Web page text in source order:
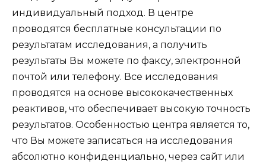
индивидуальный подход. В центре
проводятся бесплатные консультации по
результатам исследования, а получить
результаты Вы можете по факсу, электронной
почтой или телефону. Все исследования
проводятся на основе высококачественных
реактивов, что обеспечивает высокую точность
результатов. Особенностью центра является то,
что Вы можете записаться на исследования
абсолютно конфиденциально, через сайт или